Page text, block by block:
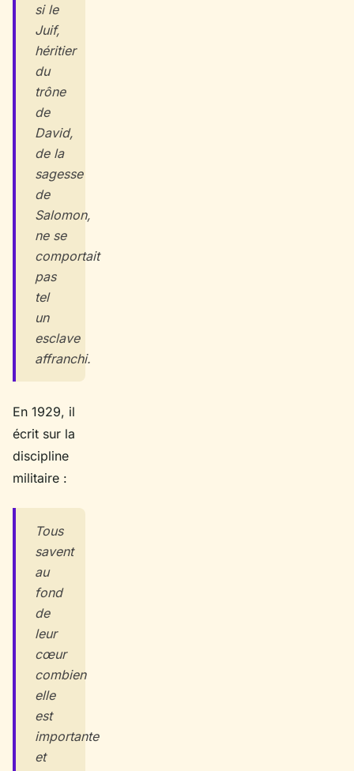
si le
Juif,
héritier
du
trône
de
David,
de la
sagesse
de
Salomon,
ne se
comportait
pas
tel
un
esclave
affranchi.
En 1929, il
écrit sur la
discipline
militaire :
Tous
savent
au
fond
de
leur
cœur
combien
elle
est
importante
et